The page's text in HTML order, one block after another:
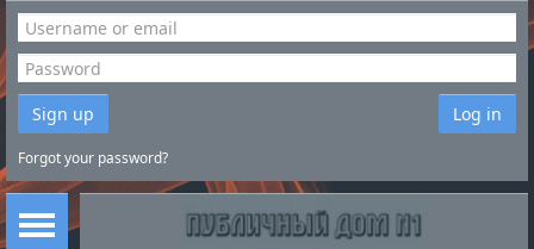
Sign up Log in
Forgot your password?